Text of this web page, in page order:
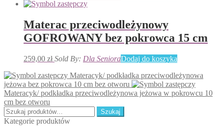
Materac przeciwodleżynowy
GOFROWANY bez pokrowca 15 cm
259,00 zł Sold By: Dla SenioraDodaj do koszyka
Materacyk/ podkładka przeciwodleżynowa
jeżowa bez pokrowca 10 cm bez otworu
Materacyk/ podkładka przeciwodleżynowa jeżowa w pokrowcu 10
cm bez otworu
Szukaj:
Szukaj
Kategorie produktów